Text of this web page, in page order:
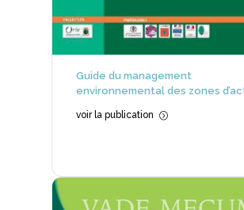
Guide du management
environnemental des zones
voir la publication =